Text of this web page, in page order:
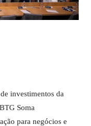
investimentos da
Soma
para negócios e